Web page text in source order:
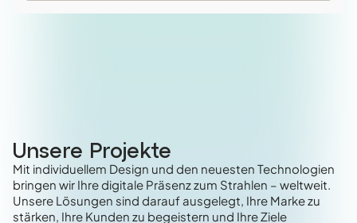
Unsere Projekte
Mit individuellem Design und den neuesten Technologien
bringen wir Ihre digitale Präsenz zum Strahlen – weltweit.
Unsere Lösungen sind darauf ausgelegt, Ihre Marke zu
stärken, Ihre Kunden zu begeistern und Ihre Ziele